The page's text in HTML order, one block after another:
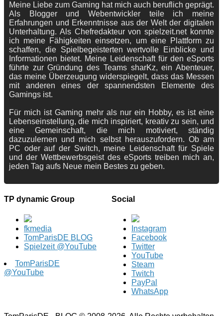
Meine Liebe zum Gaming hat mich auch beruflich geprägt.
Als Blogger und Webentwickler teile ich meine
Erfahrungen und Erkenntnisse aus der Welt der digitalen
Unterhaltung. Als Chefredakteur von spielzeit.net konnte
ich meine Fähigkeiten einsetzen, um eine Plattform zu
schaffen, die Spielbegeisterten wertvolle Einblicke und
Informationen bietet. Meine Leidenschaft für den eSports
führte zur Gründung des Teams sharKz, ein Abenteuer,
das meine Überzeugung widerspiegelt, dass das Messen
mit anderen eines der spannendsten Elemente des
Gamings ist.
Für mich ist Gaming mehr als nur ein Hobby, es ist eine
Lebenseinstellung, die mich inspiriert, kreativ zu sein, und
eine Gemeinschaft, die mich motiviert, ständig
dazuzulernen und mich selbst herauszufordern. Ob am
PC oder auf der Switch, meine Leidenschaft für Spiele
und der Wettbewerbsgeist des eSports treiben mich an,
jeden Tag aufs Neue mein Bestes zu geben.
TP dynamic Group
fkmedia
TomParisDE BLOG
Spielzeit @YouTube
TomParisDE
@YouTube
Social
Instagram
Facebook
Twitter
YouTube
Steam
Twitch
PayPal
WhatsApp